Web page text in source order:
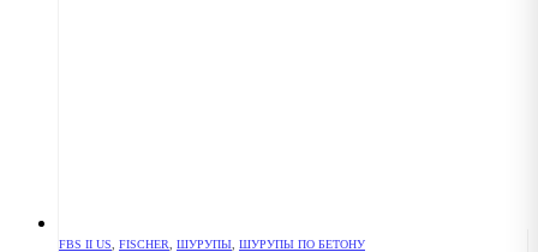
FBS II US FISCHER ШУРУПЫ ШУРУПЫ ПО БЕТОНУ